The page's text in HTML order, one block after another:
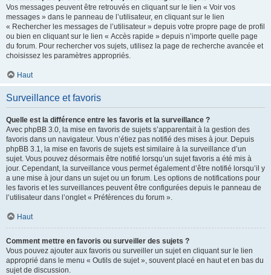
Vos messages peuvent être retrouvés en cliquant sur le lien « Voir vos
messages » dans le panneau de l’utilisateur, en cliquant sur le lien
« Rechercher les messages de l’utilisateur » depuis votre propre page de profil
ou bien en cliquant sur le lien « Accès rapide » depuis n’importe quelle page
du forum. Pour rechercher vos sujets, utilisez la page de recherche avancée et
choisissez les paramètres appropriés.
Haut
Surveillance et favoris
Quelle est la différence entre les favoris et la surveillance ?
Avec phpBB 3.0, la mise en favoris de sujets s’apparentait à la gestion des
favoris dans un navigateur. Vous n’étiez pas notifié des mises à jour. Depuis
phpBB 3.1, la mise en favoris de sujets est similaire à la surveillance d’un
sujet. Vous pouvez désormais être notifié lorsqu’un sujet favoris a été mis à
jour. Cependant, la surveillance vous permet également d’être notifié lorsqu’il y
a une mise à jour dans un sujet ou un forum. Les options de notifications pour
les favoris et les surveillances peuvent être configurées depuis le panneau de
l’utilisateur dans l’onglet « Préférences du forum ».
Haut
Comment mettre en favoris ou surveiller des sujets ?
Vous pouvez ajouter aux favoris ou surveiller un sujet en cliquant sur le lien
approprié dans le menu « Outils de sujet », souvent placé en haut et en bas du
sujet de discussion.